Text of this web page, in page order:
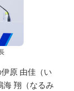
原 由佳（い
海 翔（なるみ